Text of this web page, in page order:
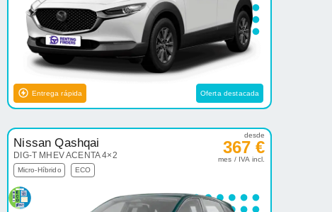
Entrega rápida Oferta destacada
Nissan Qashqai
DIG-T MHEV ACENTA 4×2
Micro-Híbrido ECO
desde
367 €
mes / IVA incl.